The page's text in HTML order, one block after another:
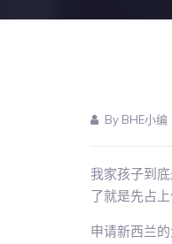
By BHE小编
我家孩子到
了就是先占
申请新西兰